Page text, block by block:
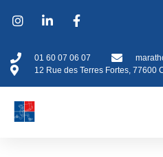
01 60 07 06 07
12 Rue des Terres Fortes, 77600